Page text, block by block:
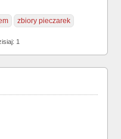
zbiory pieczarek
1